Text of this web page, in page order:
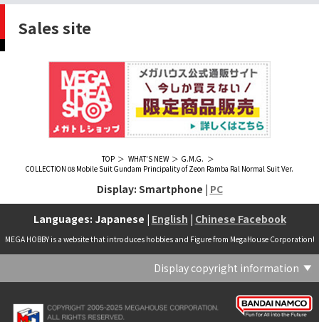
Sales site
TOP WHAT'S NEW
G.M.G.
COLLECTION 08 Mobile Suit Gundam Principality of Zeon Ramba Ral Normal Suit Ver.
Display: Smartphone | PC
Languages: Japanese | English | Chinese Facebook
MEGA HOBBY is a website that introduces hobbies and Figure from MegaHouse Corporation!
Display copyright information